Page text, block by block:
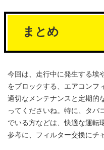
まとめ
今回は、走行中に発生する埃
をブロックする、エアコンフ
適切なメンテナンスと定期的
ってくださいね。特に、タバ
でいる方などは、快適な運転
参考に、フィルター交換にチ